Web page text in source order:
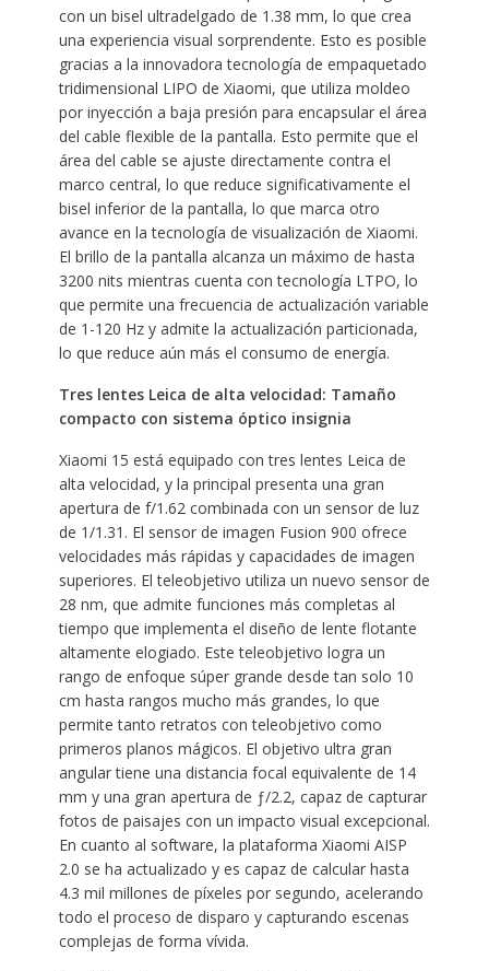
con un bisel ultradelgado de 1.38 mm, lo que crea
una experiencia visual sorprendente. Esto es posible
gracias a la innovadora tecnología de empaquetado
tridimensional LIPO de Xiaomi, que utiliza moldeo
por inyección a baja presión para encapsular el área
del cable flexible de la pantalla. Esto permite que el
área del cable se ajuste directamente contra el
marco central, lo que reduce significativamente el
bisel inferior de la pantalla, lo que marca otro
avance en la tecnología de visualización de Xiaomi.
El brillo de la pantalla alcanza un máximo de hasta
3200 nits mientras cuenta con tecnología LTPO, lo
que permite una frecuencia de actualización variable
de 1-120 Hz y admite la actualización particionada,
lo que reduce aún más el consumo de energía.
Tres lentes Leica de alta velocidad: Tamaño
compacto con sistema óptico insignia
Xiaomi 15 está equipado con tres lentes Leica de
alta velocidad, y la principal presenta una gran
apertura de f/1.62 combinada con un sensor de luz
de 1/1.31. El sensor de imagen Fusion 900 ofrece
velocidades más rápidas y capacidades de imagen
superiores. El teleobjetivo utiliza un nuevo sensor de
28 nm, que admite funciones más completas al
tiempo que implementa el diseño de lente flotante
altamente elogiado. Este teleobjetivo logra un
rango de enfoque súper grande desde tan solo 10
cm hasta rangos mucho más grandes, lo que
permite tanto retratos con teleobjetivo como
primeros planos mágicos. El objetivo ultra gran
angular tiene una distancia focal equivalente de 14
mm y una gran apertura de ƒ/2.2, capaz de capturar
fotos de paisajes con un impacto visual excepcional.
En cuanto al software, la plataforma Xiaomi AISP
2.0 se ha actualizado y es capaz de calcular hasta
4.3 mil millones de píxeles por segundo, acelerando
todo el proceso de disparo y capturando escenas
complejas de forma vívida.